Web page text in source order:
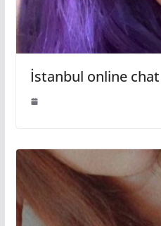
İstanbul online